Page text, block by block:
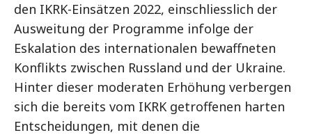
den IKRK-Einsätzen 2022, einschliesslich der
Ausweitung der Programme infolge der
Eskalation des internationalen bewaffneten
Konflikts zwischen Russland und der Ukraine.
Hinter dieser moderaten Erhöhung verbergen
sich die bereits vom IKRK getroffenen harten
Entscheidungen, mit denen die